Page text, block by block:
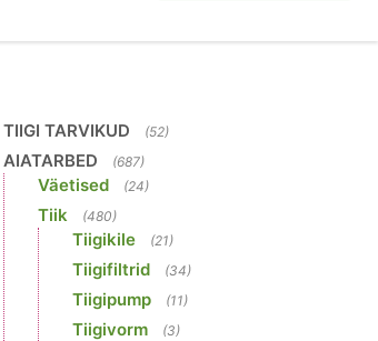
TIIGI TARVIKUD (52)
AIATARBED (687)
Väetised (24)
Tiik (480)
Tiigikile (21)
Tiigifiltrid (34)
Tiigipump (11)
Tiigivorm (3)